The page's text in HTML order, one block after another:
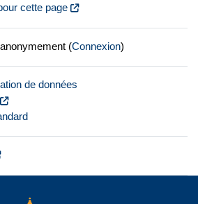
cette page
(Connexion)
de données